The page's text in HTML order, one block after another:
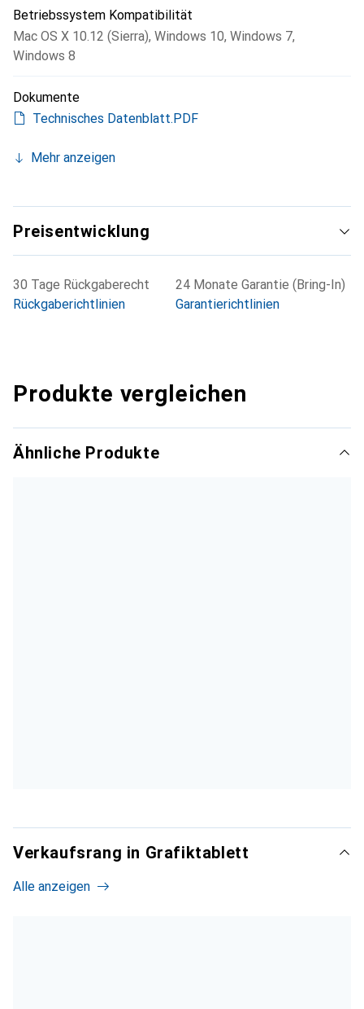
Betriebssystem Kompatibilität
Mac OS X 10.12 (Sierra), Windows 10, Windows 7,
Windows 8
Dokumente
Technisches Datenblatt.PDF
Mehr anzeigen
Preisentwicklung
30 Tage Rückgaberecht
Rückgaberichtlinien
24 Monate Garantie (Bring-In)
Garantierichtlinien
Produkte vergleichen
Ähnliche Produkte
Verkaufsrang in Grafiktablett
Alle anzeigen